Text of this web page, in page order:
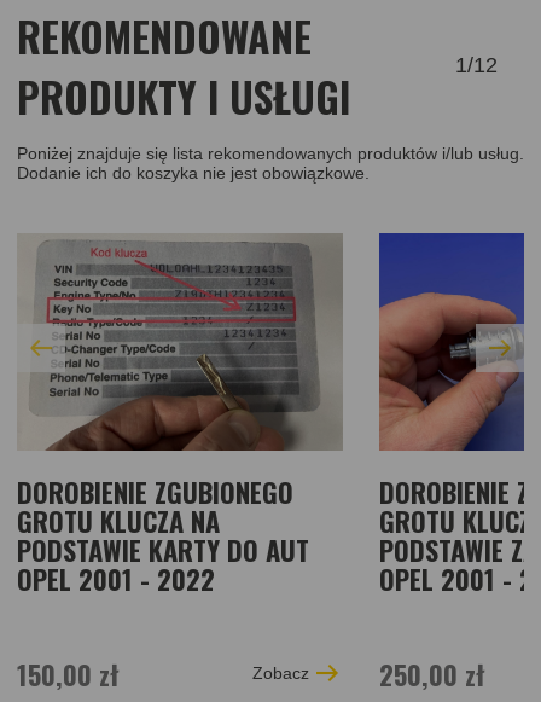
REKOMENDOWANE
PRODUKTY I USŁUGI
1/12
Poniżej znajduje się lista rekomendowanych produktów i/lub usług.
Dodanie ich do koszyka nie jest obowiązkowe.
DOROBIENIE ZGUBIONEGO
GROTU KLUCZA NA
PODSTAWIE KARTY DO AUT
OPEL 2001 - 2022
150,00 zł Zobacz
DOROBIENIE
GROTU
PODSTAWIE
OPEL 2001 -
250,00 zł